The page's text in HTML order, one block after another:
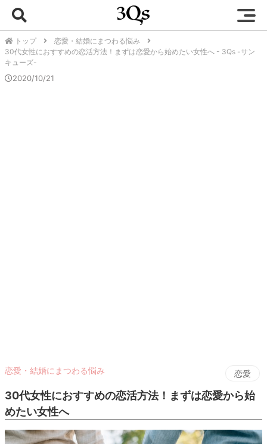
トップ
恋愛・結婚にまつわる悩み
30代女性におすすめの恋活方法！まずは恋愛から始めたい女性へ - 3Qs -サン
キューズ-
2020/10/21
恋愛・結婚にまつわる悩み 恋愛
30代女性におすすめの恋活方法！まずは恋愛から始
めたい女性へ